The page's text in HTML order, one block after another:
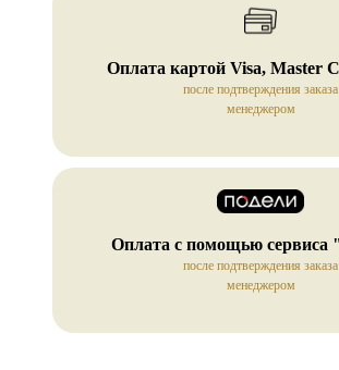
Оплата картой Visa, Master
после подтверждения заказа
менеджером
Оплата с помощью сервиса
после подтверждения заказа
менеджером